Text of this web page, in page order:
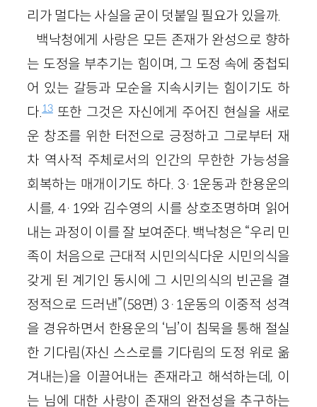
리가 멀다는 사실을 굳이 덧붙일 필요가 있을까.
백낙청에게 사랑은 모든 존재가 완성으로 향하
는 도정을 부추기는 힘이며, 그 도정 속에 중첩되
어 있는 갈등과 모순을 지속시키는 힘이기도 하
다.13또한 그것은 자신에게 주어진 현실을 새로
운 창조를 위한 터전으로 긍정하고 그로부터 재
차 역사적 주체로서의 인간의 무한한 가능성을
회복하는 매개이기도 하다. 3·1운동과 한용운의
시를, 4·19와 김수영의 시를 상호조명하며 읽어
내는 과정이 이를 잘 보여준다. 백낙청은 “우리 민
족이 처음으로 근대적 시민의식다운 시민의식을
갖게 된 계기인 동시에 그 시민의식의 빈곤을 결
정적으로 드러낸”(58면) 3·1운동의 이중적 성격
을 경유하면서 한용운의 ‘님’이 침묵을 통해 절실
한 기다림(자신 스스로를 기다림의 도정 위로 옮
겨내는)을 이끌어내는 존재라고 해석하는데, 이
는 님에 대한 사랑이 존재의 완전성을 추구하는